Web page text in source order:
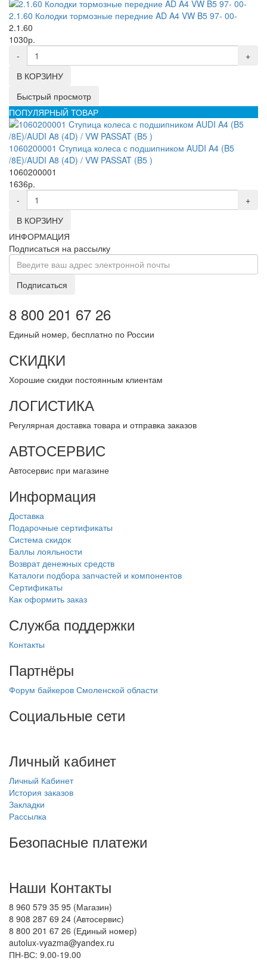
2.1.60 Колодки тормозные передние AD A4 VW B5 97- 00-
2.1.60
1030р.
-
+
В КОРЗИНУ
Быстрый просмотр
ПОПУЛЯРНЫЙ ТОВАР
1060200001 Cтупица колеса с подшипником AUDI A4 (B5
/8E)/AUDI A8 (4D) / VW PASSAT (B5 )
1060200001
1636р.
-
+
В КОРЗИНУ
ИНФОРМАЦИЯ
Подписаться на рассылку
Подписаться
8 800 201 67 26
Единый номер, бесплатно по России
СКИДКИ
Хорошие скидки постоянным клиентам
ЛОГИСТИКА
Регулярная доставка товара и отправка заказов
АВТОСЕРВИС
Автосервис при магазине
Информация
Доставка
Подарочные сертификаты
Система скидок
Баллы лояльности
Возврат денежных средств
Каталоги подбора запчастей и компонентов
Сертификаты
Как оформить заказ
Служба поддержки
Контакты
Партнёры
Форум байкеров Смоленской области
Социальные сети
Личный кабинет
Личный Кабинет
История заказов
Закладки
Рассылка
Безопасные платежи
Наши Контакты
8 960 579 35 95 (Магазин)
8 908 287 69 24 (Автосервис)
8 800 201 67 26 (Единый номер)
autolux-vyazma@yandex.ru
ПН-ВС: 9.00-19.00